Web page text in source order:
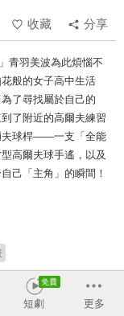
收藏
分享
青羽美波為此煩惱不
般的女子高中生活
了尋找屬於自己的
了附近的高爾夫練習
夫球桿——一支「全能
高爾夫球手遙，以及
己「主角」的瞬間！
短劇 更多